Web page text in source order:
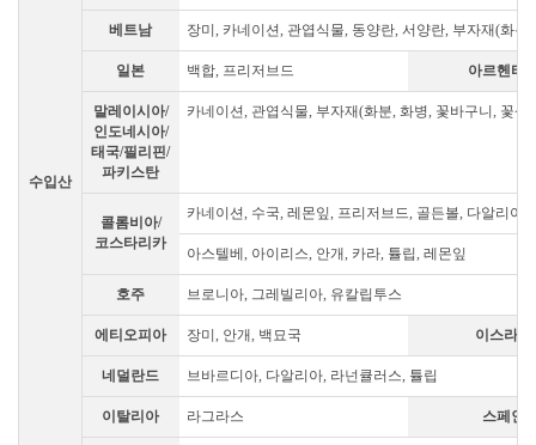
수입산
베트남 장미, 카네이션, 관엽식물, 동양란, 서양란, 부자재(화
일본 백합, 프리저브드 아르헨티
말레이시아/
인도네시아/
태국/필리핀/
파키스탄
카네이션, 관엽식물, 부자재(화분, 화병, 꽃바구니, 꽃상
콜롬비아/
코스타리카
카네이션, 수국, 레몬잎, 프리저브드, 골든볼, 다알리아,
아스텔베, 아이리스, 안개, 카라, 튤립, 레몬잎
호주 브로니아, 그레빌리아, 유칼립투스
에티오피아 장미, 안개, 백묘국 이스라엘
네덜란드 브바르디아, 다알리아, 라넌큘러스, 튤립
이탈리아 라그라스 스페인